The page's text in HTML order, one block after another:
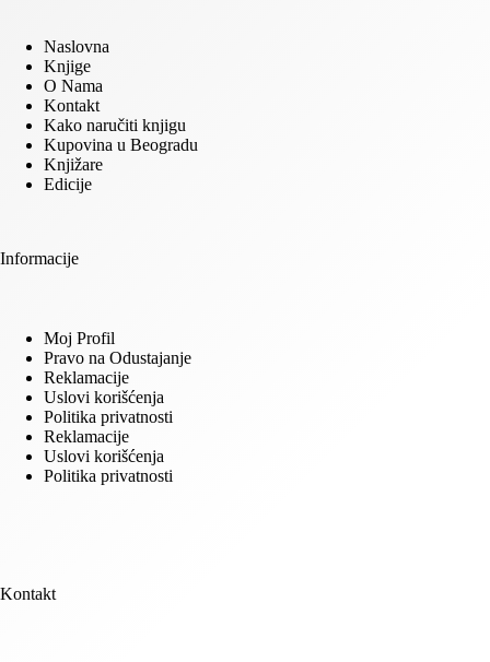
Naslovna
Knjige
O Nama
Kontakt
Kako naručiti knjigu
Kupovina u Beogradu
Knjižare
Edicije
Informacije
Moj Profil
Pravo na Odustajanje
Reklamacije
Uslovi korišćenja
Politika privatnosti
Reklamacije
Uslovi korišćenja
Politika privatnosti
Kontakt